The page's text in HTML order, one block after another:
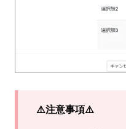
⚠️注意事項⚠️